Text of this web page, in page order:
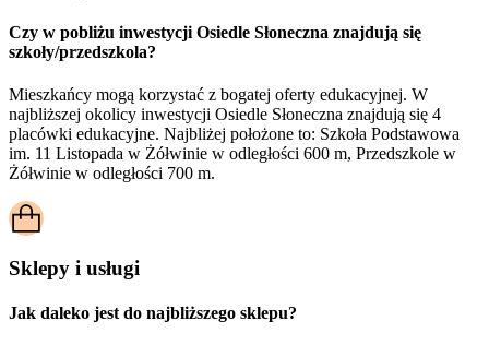
Czy w pobliżu inwestycji Osiedle Słoneczna znajdują się
szkoły/przedszkola?
Mieszkańcy mogą korzystać z bogatej oferty edukacyjnej. W
najbliższej okolicy inwestycji Osiedle Słoneczna znajdują się 4
placówki edukacyjne. Najbliżej położone to: Szkoła Podstawowa
im. 11 Listopada w Żółwinie w odległości 600 m, Przedszkole w
Żółwinie w odległości 700 m.
Sklepy i usługi
Jak daleko jest do najbliższego sklepu?